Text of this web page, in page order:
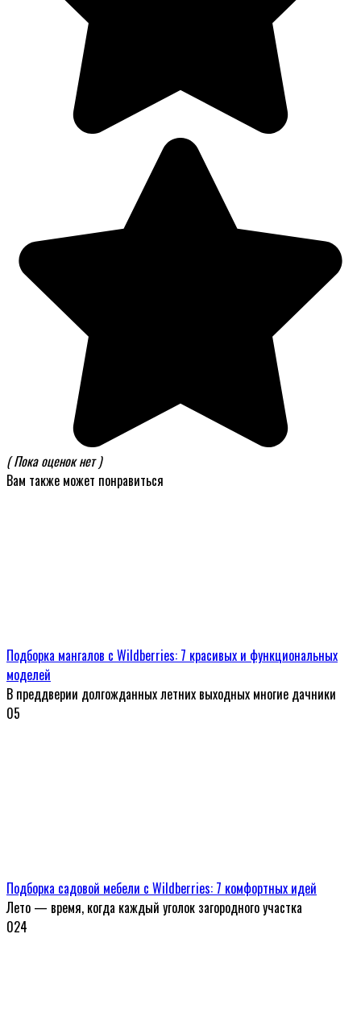
( Пока оценок нет )
Вам также может понравиться
Подборка мангалов с Wildberries: 7 красивых и функциональных
моделей
В преддверии долгожданных летних выходных многие дачники
05
Подборка садовой мебели с Wildberries: 7 комфортных идей
Лето — время, когда каждый уголок загородного участка
024